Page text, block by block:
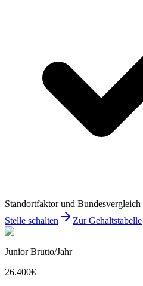
Standortfaktor und Bundesvergleich
Stelle schalten
Zur Gehaltstabelle
Junior Brutto/Jahr
26.400€